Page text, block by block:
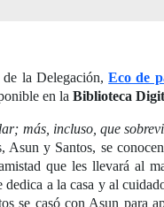
de la Delegación,Eco de
en la Biblioteca
más, incluso, que
Asun y Santos, se
que les llevará
a la casa y al
se casó con Asun para